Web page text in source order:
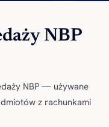
NBP
NBP — używane
z rachunkami